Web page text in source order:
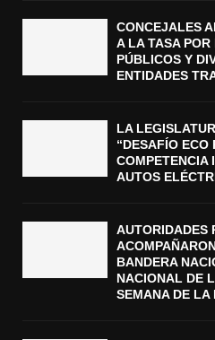
CONCEJALES
A LA TASA
PÚBLICOS Y
ENTIDADES
LA
“DESAFÍO ECO
COMPETENCIA
AUTOS
AUTORIDADES
BANDERA
NACIONAL DE
SEMANA DE LA